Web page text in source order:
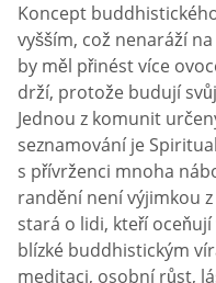
Koncept
vyšším, což nenaráží
by měl přinést více
drží, protože budují
Jednou z komunit
seznamování je
s přívrženci mnoha
randění není výjimkou
stará o lidi, kteří
blízké buddhistickým
meditaci, osobní růst,